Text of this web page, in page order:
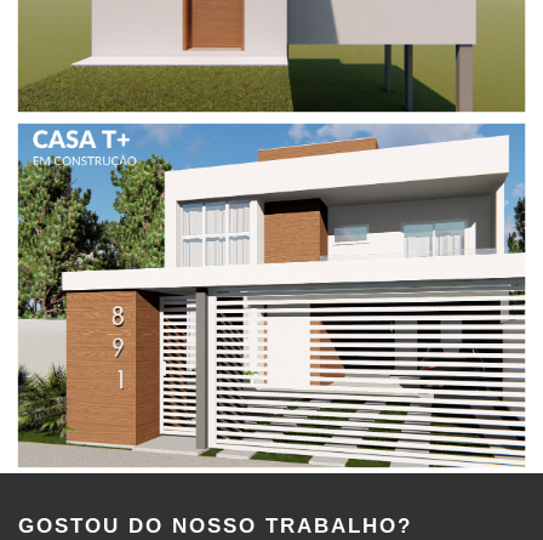
GOSTOU DO NOSSO TRABALHO?